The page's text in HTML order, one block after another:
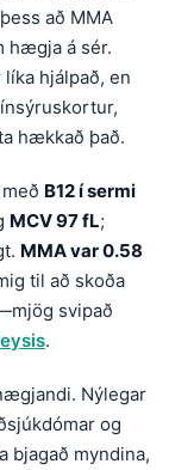
að MMA
hægja á sér.
hjálpað, en
hækkað það.
B12 í sermi
MCV 97 fL;
MMA var 0.58
til að skoða
svipað
.
Nýlegar
og
bjagað myndina,